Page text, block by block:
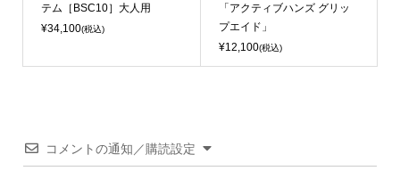
テム［BSC10］大人用
¥34,100(税込)
「アクティブハンズ グリッ
プエイド」
¥12,100(税込)
コメントの通知／購読設定